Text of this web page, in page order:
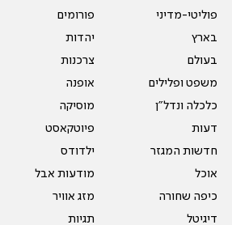
פוליטי-מדיני
בארץ
בעולם
משפט ופלילים
כלכלה ונדל"ן
דעות
חדשות המגזר
אוכל
כיפה שחורה
דיגיטל
פורומים
יהדות
צרכנות
אופנה
מוסיקה
פיוטקאסט
ילדודס
מודעות אבל
מזג אוויר
תגיות